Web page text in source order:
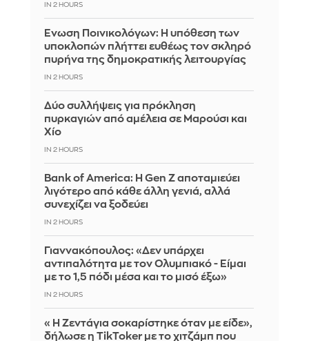
IN 2 HOURS
Ένωση Ποινικολόγων: Η υπόθεση των
υποκλοπών πλήττει ευθέως τον σκληρό
πυρήνα της δημοκρατικής λειτουργίας
IN 2 HOURS
Δύο συλλήψεις για πρόκληση
πυρκαγιών από αμέλεια σε Μαρούσι και
Χίο
IN 2 HOURS
Bank of America: Η Gen Z αποταμιεύει
λιγότερο από κάθε άλλη γενιά, αλλά
συνεχίζει να ξοδεύει
IN 2 HOURS
Γιαννακόπουλος: «Δεν υπάρχει
αντιπαλότητα με τον Ολυμπιακό - Είμαι
με το 1,5 πόδι μέσα και το μισό έξω»
IN 2 HOURS
«Η Ζεντάγια σοκαρίστηκε όταν με είδε»,
δήλωσε η TikToker με το χιτζάμπ που